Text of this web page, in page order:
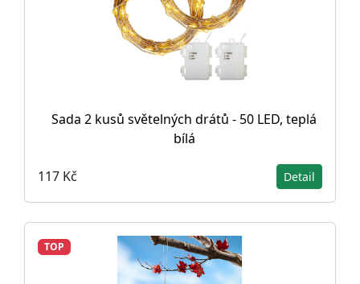
Sada 2 kusů světelných drátů - 50 LED, teplá
bílá
117 Kč Detail
TOP